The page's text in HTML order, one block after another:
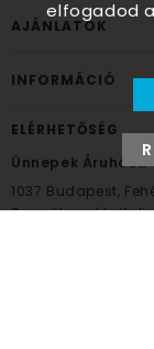
AJÁNLATOK
INFORMÁCIÓ
ELÉRHETŐSÉG
Ünnepek Áruháza
1037 Budapest,
Személyes átvételi
elfogadod